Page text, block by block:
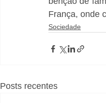
França, onde
Sociedade
Posts recentes